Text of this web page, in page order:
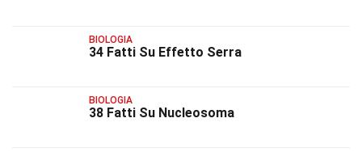
BIOLOGIA
34 Fatti Su Effetto Serra
BIOLOGIA
38 Fatti Su Nucleosoma